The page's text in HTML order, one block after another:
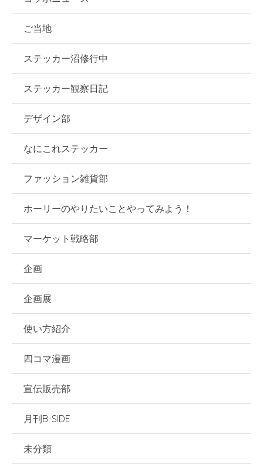
ご当地
ステッカー沼修行中
ステッカー観察日記
デザイン部
なにこれステッカー
ファッション雑貨部
ホーリーのやりたいことやってみよう！
マーケット戦略部
企画
企画展
使い方紹介
四コマ漫画
宣伝販売部
月刊B-SIDE
未分類